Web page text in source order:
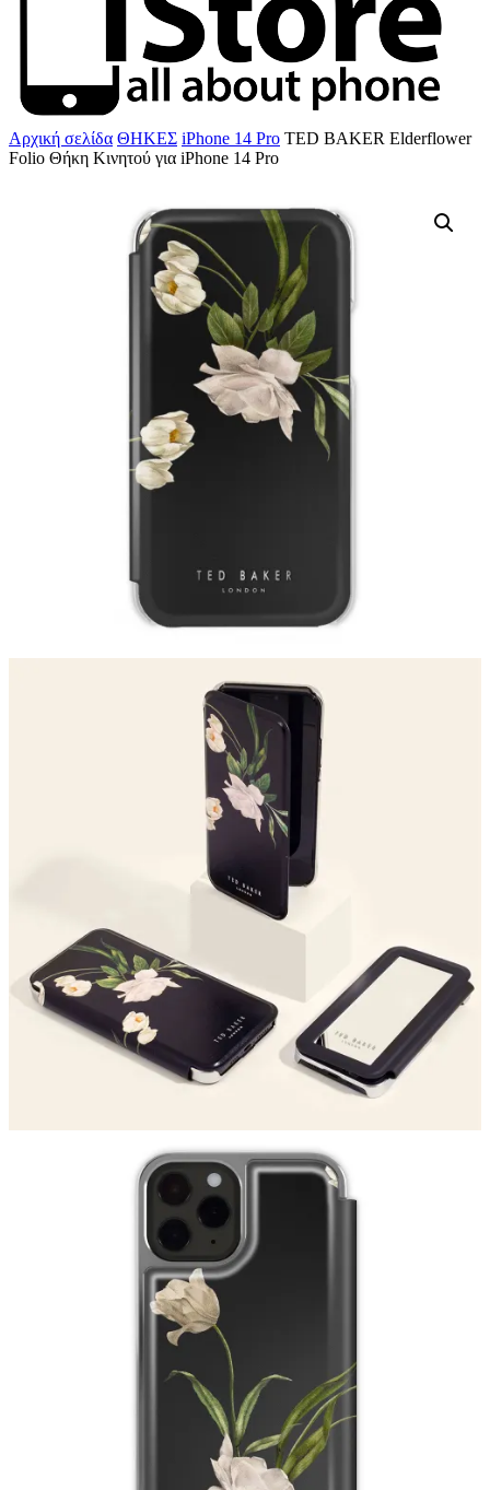
Αρχική σελίδα ΘΗΚΕΣ iPhone 14 Pro TED BAKER Elderflower
Folio Θήκη Κινητού για iPhone 14 Pro